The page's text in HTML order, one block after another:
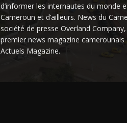
d’informer les internautes du monde
Cameroun et d’ailleurs. News du
société de presse Overland
premier news magazine
Actuels Magazine.